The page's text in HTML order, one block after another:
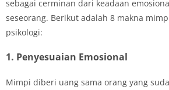
sebagai cerminan dari keadaan
seseorang. Berikut adalah 8 makna
psikologi:
1. Penyesuaian Emosional
Mimpi diberi uang sama orang yang